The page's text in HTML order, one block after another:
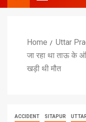
Home
Uttar
जा रहा था ताऊ के
खड़ी थी मौत
ACCIDENT SITAPUR